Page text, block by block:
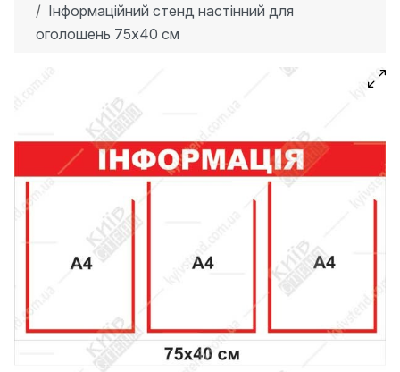
Інформаційний стенд настінний для
оголошень 75х40 см